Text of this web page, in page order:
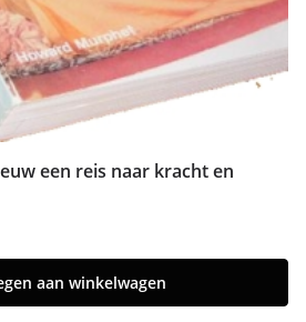
een reis naar kracht en
aan winkelwagen